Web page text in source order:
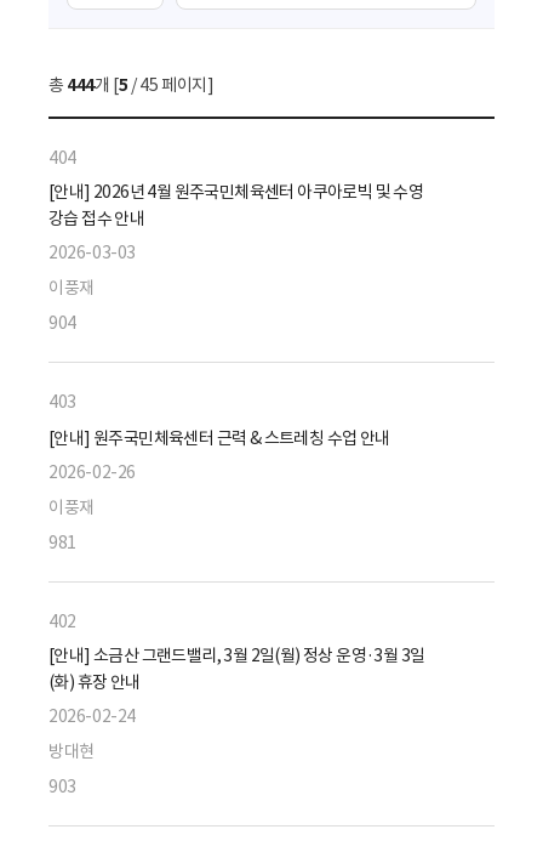
색
선
택
색
총 444개 [5 / 45 페이지]
404
[안내] 2026년 4월 원주국민체육센터 아쿠아로빅 및 수영
강습 접수 안내
2026-03-03
이풍재
904
403
[안내] 원주국민체육센터 근력 & 스트레칭 수업 안내
2026-02-26
이풍재
981
402
[안내] 소금산 그랜드밸리, 3월 2일(월) 정상 운영·3월 3일
(화) 휴장 안내
2026-02-24
방대현
903